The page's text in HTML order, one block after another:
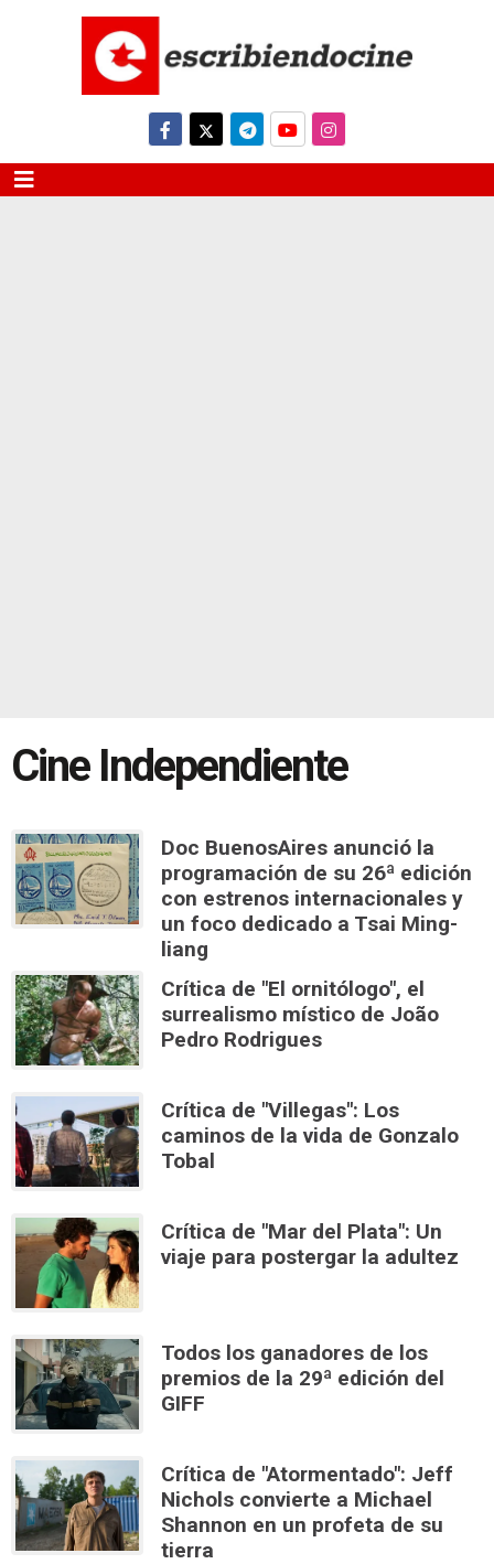
Cine Independiente
Doc BuenosAires anunció la
programación de su 26ª edición
con estrenos internacionales y
un foco dedicado a Tsai Ming-
liang
Crítica de "El ornitólogo", el
surrealismo místico de João
Pedro Rodrigues
Crítica de "Villegas": Los
caminos de la vida de Gonzalo
Tobal
Crítica de "Mar del Plata": Un
viaje para postergar la adultez
Todos los ganadores de los
premios de la 29ª edición del
GIFF
Crítica de "Atormentado": Jeff
Nichols convierte a Michael
Shannon en un profeta de su
tierra